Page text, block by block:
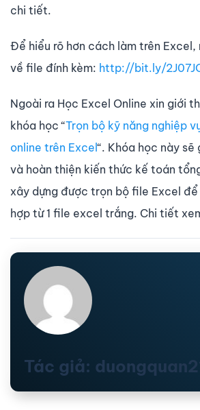
chi tiết.
Để hiểu rõ hơn cách làm trên
về file đính kèm: http://bit.ly/
Ngoài ra Học Excel Online xin giới
khóa học “Trọn bộ kỹ năng nghiệp
online trên Excel“. Khóa học này sẽ
và hoàn thiện kiến thức kế toán
xây dựng được trọn bộ file Excel
hợp từ 1 file excel trắng. Chi tiết
Tác giả: